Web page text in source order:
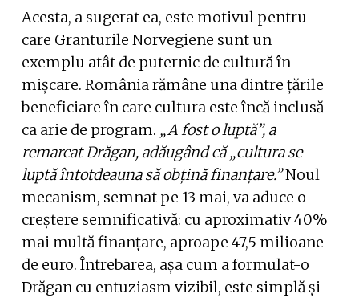
Acesta, a sugerat ea, este motivul pentru
care Granturile Norvegiene sunt un
exemplu atât de puternic de cultură în
mișcare. România rămâne una dintre țările
beneficiare în care cultura este încă inclusă
ca arie de program. „A fost o luptă”, a
remarcat Drăgan, adăugând că „cultura se
luptă întotdeauna să obțină finanțare.”Noul
mecanism, semnat pe 13 mai, va aduce o
creștere semnificativă: cu aproximativ 40%
mai multă finanțare, aproape 47,5 milioane
de euro. Întrebarea, așa cum a formulat-o
Drăgan cu entuziasm vizibil, este simplă și